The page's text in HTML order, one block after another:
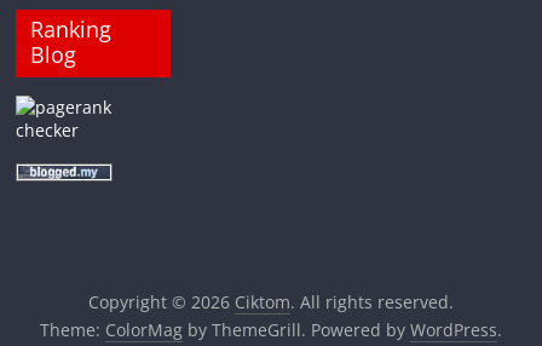
Ranking
Blog
Copyright © 2026 Ciktom. All rights reserved.
Theme: ColorMagby ThemeGrill. Powered by WordPress.